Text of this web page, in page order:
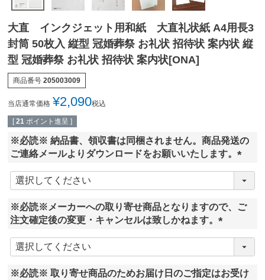
大直 インクジェット用和紙 大直礼状紙 A4用長3
封筒 50枚入 縦型 冠婚葬祭 お礼状 招待状 案内状 縦
型 冠婚葬祭 お礼状 招待状 案内状[ONA]
商品番号 205003009
当店通常価格 ¥2,090税込
[ 21 ポイント進呈 ]
※必読※ 納品書、領収書は同梱されません。商品発送の
ご連絡メールよりダウンロードをお願いいたします。
(
必
)
※必読※メーカーへの取り寄せ商品となりますので、ご
注文確定後の変更・キャンセルは致しかねます。
(
)
※必読※ 取り寄せ商品のためお届け日のご指定はお受け